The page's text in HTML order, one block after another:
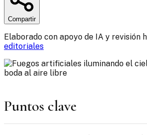
Compartir
Elaborado con apoyo de IA y revisión
editoriales
Puntos clave